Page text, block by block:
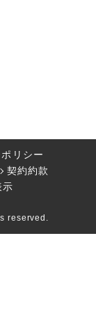
リシー
契約約款
示
reserved.